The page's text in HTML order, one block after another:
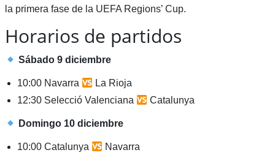
la primera fase de la UEFA Regions’ Cup.
Horarios de partidos
Sábado 9 diciembre
10:00 Navarra
La Rioja
12:30 Selecció Valenciana
Catalunya
Domingo 10 diciembre
10:00 Catalunya
Navarra